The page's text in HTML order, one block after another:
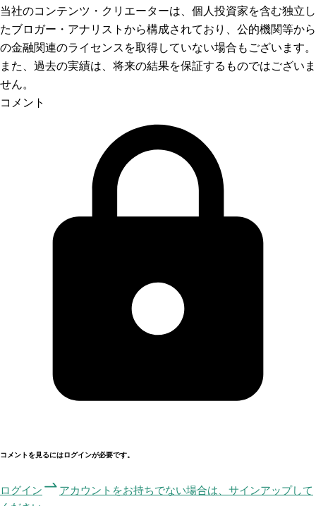
当社のコンテンツ・クリエーターは、個人投資家を含む独立し
たブロガー・アナリストから構成されており、公的機関等から
の金融関連のライセンスを取得していない場合もございます。
また、過去の実績は、将来の結果を保証するものではございま
せん。
コメント
コメントを見るにはログインが必要です。
ログイン
アカウントをお持ちでない場合は、サインアップして